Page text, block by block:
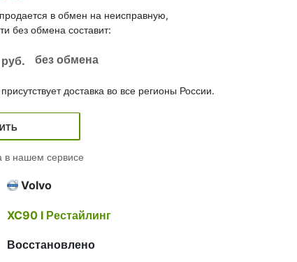
в обмен на неисправную,
без обмена составит:
руб. без обмена
доставка во все регионы России.
в нашем сервисе
Volvo
XC90 I Рестайлинг
Восстановлено